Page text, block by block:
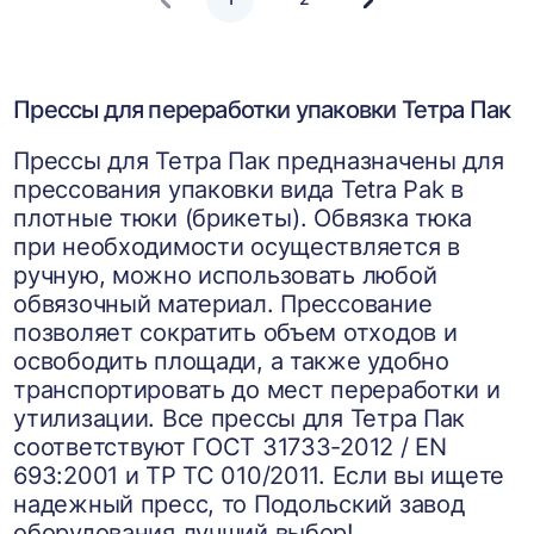
Следующая
Прессы для переработки упаковки Тетра Пак
Прессы для Тетра Пак предназначены для
прессования упаковки вида Tetra Pak в
плотные тюки (брикеты). Обвязка тюка
при необходимости осуществляется в
ручную, можно использовать любой
обвязочный материал. Прессование
позволяет сократить объем отходов и
освободить площади, а также удобно
транспортировать до мест переработки и
утилизации. Все прессы для Тетра Пак
соответствуют ГОСТ 31733-2012 / EN
693:2001 и ТР ТС 010/2011. Если вы ищете
надежный пресс, то Подольский завод